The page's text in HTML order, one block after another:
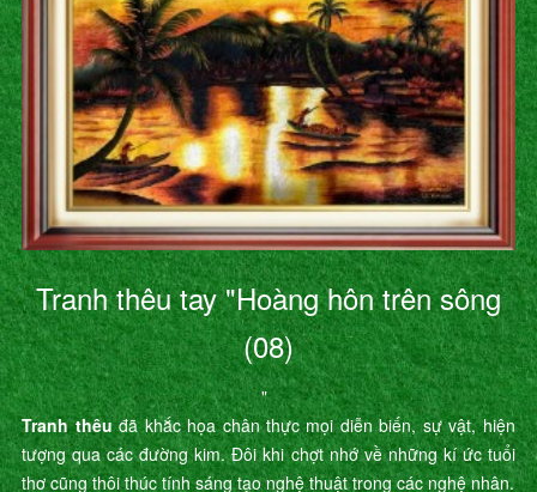
Tranh thêu tay "Hoàng hôn trên sông
(08)
"
Tranh thêuđã khắc họa chân thực mọi diễn biến, sự vật, hiện
tượng qua các đường kim. Đôi khi chợt nhớ về những kí ức tuổi
thơ cũng thôi thúc tính sáng tạo nghệ thuật trong các nghệ nhân.